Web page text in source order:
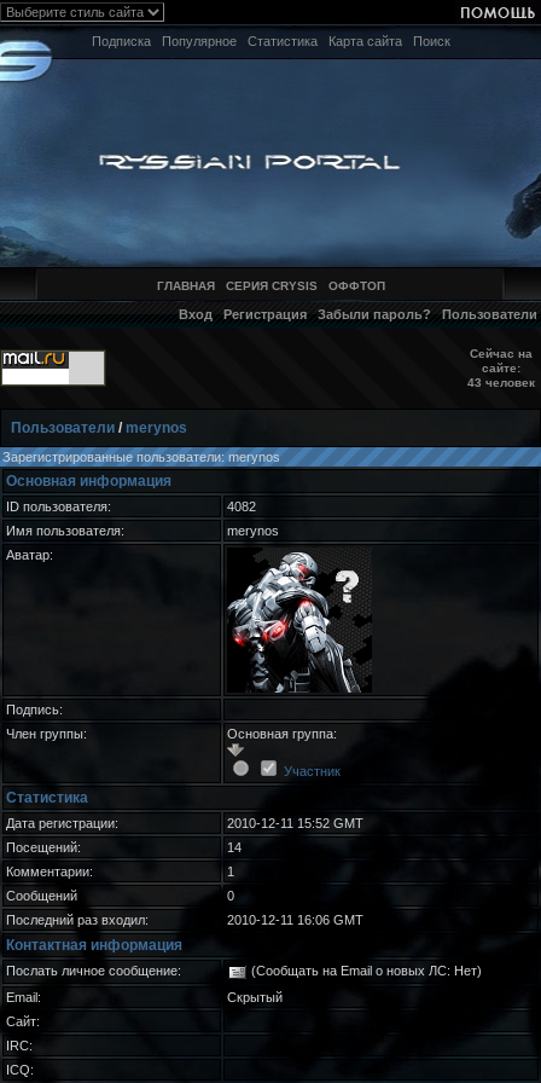
Подписка Популярное Статистика Карта сайта Поиск
ГЛАВНАЯ СЕРИЯ CRYSIS ОФФТОП
Вход Регистрация Забыли пароль? Пользователи
Сейчас на
сайте:
43 человек
Пользователи / merynos
Зарегистрированные пользователи: merynos
Основная информация
ID пользователя:
4082
Имя пользователя:
merynos
Аватар:
Подпись:
Член группы:
Основная группа:
Участник
Статистика
Дата регистрации:
2010-12-11 15:52 GMT
Посещений:
14
Комментарии:
1
Сообщений
0
Последний раз входил:
2010-12-11 16:06 GMT
Контактная информация
Послать личное сообщение:
(Сообщать на Email о новых ЛС: Нет)
Email:
Скрытый
Сайт:
IRC:
ICQ: